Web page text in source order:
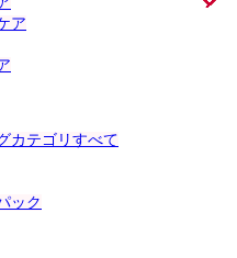
ア
カテゴリすべて
ック